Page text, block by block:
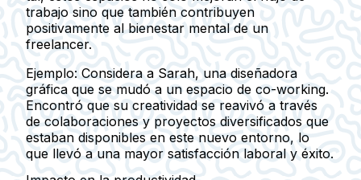
trabajo sino que también contribuyen
positivamente al bienestar mental de un
freelancer.
Ejemplo: Considera a Sarah, una diseñadora
gráfica que se mudó a un espacio de co-working.
Encontró que su creatividad se reavivó a través
de colaboraciones y proyectos diversificados que
estaban disponibles en este nuevo entorno, lo
que llevó a una mayor satisfacción laboral y éxito.